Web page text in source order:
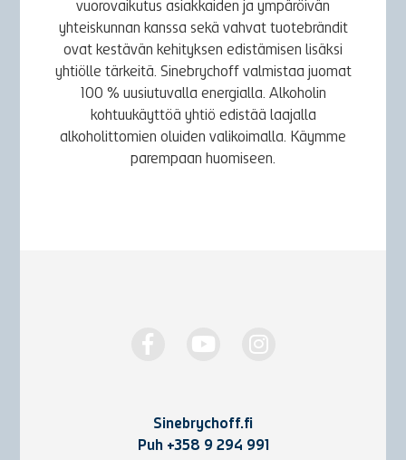
vuorovaikutus asiakkaiden ja ympäröivän
yhteiskunnan kanssa sekä vahvat tuotebrändit
ovat kestävän kehityksen edistämisen lisäksi
yhtiölle tärkeitä. Sinebrychoff valmistaa juomat
100 % uusiutuvalla energialla. Alkoholin
kohtuukäyttöä yhtiö edistää laajalla
alkoholittomien oluiden valikoimalla. Käymme
parempaan huomiseen.
Sinebrychoff.fi
Puh +358 9 294 991